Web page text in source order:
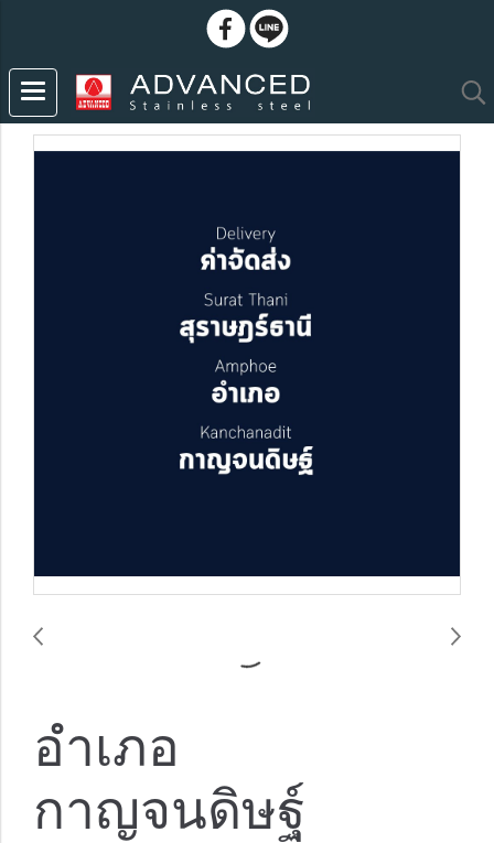
อำเภอ
กาญจนดิษฐ์